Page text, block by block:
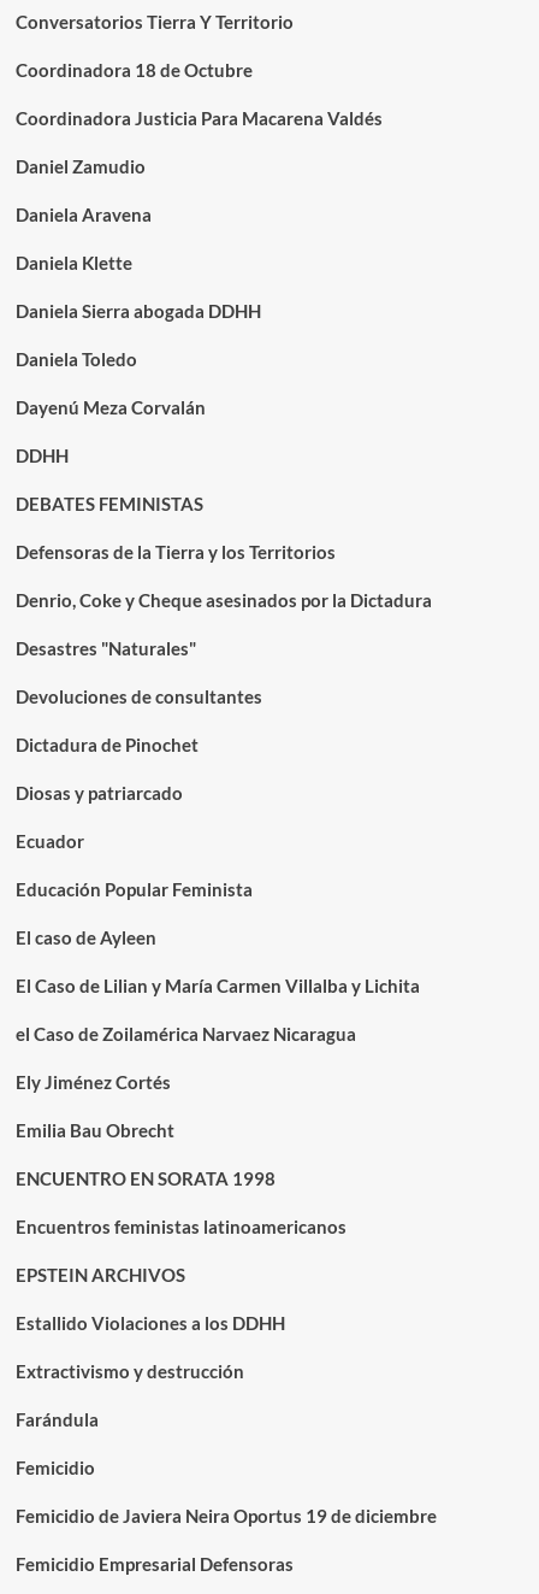
Conversatorios Tierra Y Territorio
Coordinadora 18 de Octubre
Coordinadora Justicia Para Macarena Valdés
Daniel Zamudio
Daniela Aravena
Daniela Klette
Daniela Sierra abogada DDHH
Daniela Toledo
Dayenú Meza Corvalán
DDHH
DEBATES FEMINISTAS
Defensoras de la Tierra y los Territorios
Denrio, Coke y Cheque asesinados por la Dictadura
Desastres "Naturales"
Devoluciones de consultantes
Dictadura de Pinochet
Diosas y patriarcado
Ecuador
Educación Popular Feminista
El caso de Ayleen
El Caso de Lilian y María Carmen Villalba y Lichita
el Caso de Zoilamérica Narvaez Nicaragua
Ely Jiménez Cortés
Emilia Bau Obrecht
ENCUENTRO EN SORATA 1998
Encuentros feministas latinoamericanos
EPSTEIN ARCHIVOS
Estallido Violaciones a los DDHH
Extractivismo y destrucción
Farándula
Femicidio
Femicidio de Javiera Neira Oportus 19 de diciembre
Femicidio Empresarial Defensoras